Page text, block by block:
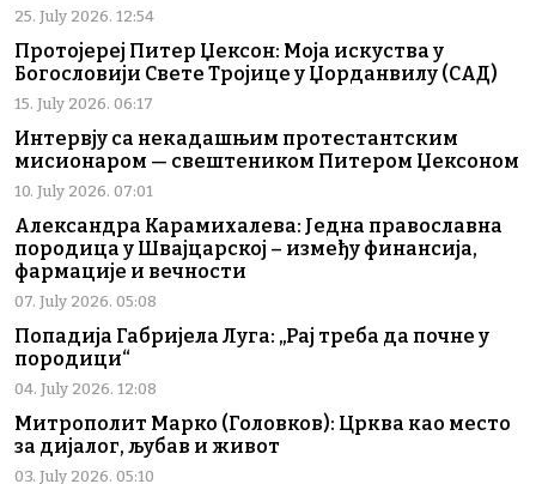
25. July 2026. 12:54
Протојереј Питер Џексон: Моја искуства у
Богословији Свете Тројице у Џорданвилу (САД)
15. July 2026. 06:17
Интервју са некадашњим протестантским
мисионаром — свештеником Питером Џексоном
10. July 2026. 07:01
Александра Карамихалева: Једна православна
породица у Швајцарској – између финансија,
фармације и вечности
07. July 2026. 05:08
Попадија Габријела Луга: „Рај треба да почне у
породици“
04. July 2026. 12:08
Митрополит Марко (Головков): Црква као место
за дијалог, љубав и живот
03. July 2026. 05:10